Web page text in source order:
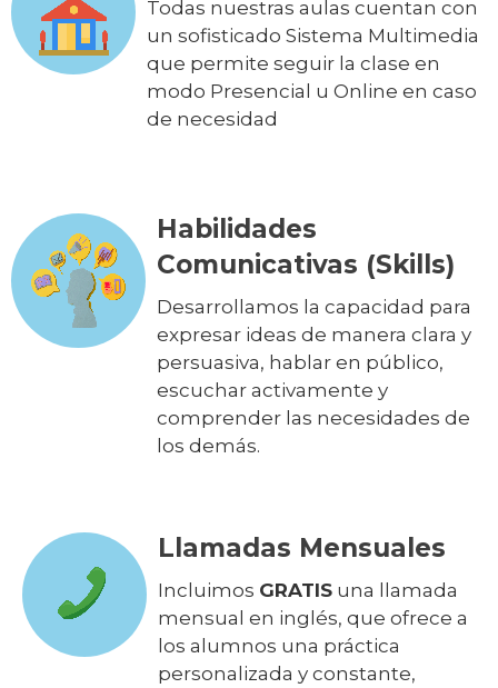
Todas nuestras aulas cuentan con
un sofisticado Sistema Multimedia
que permite seguir la clase en
modo Presencial u Online en caso
de necesidad
Habilidades
Comunicativas (Skills)
Desarrollamos la capacidad para
expresar ideas de manera clara y
persuasiva, hablar en público,
escuchar activamente y
comprender las necesidades de
los demás.
Llamadas Mensuales
Incluimos GRATIS una llamada
mensual en inglés, que ofrece a
los alumnos una práctica
personalizada y constante,